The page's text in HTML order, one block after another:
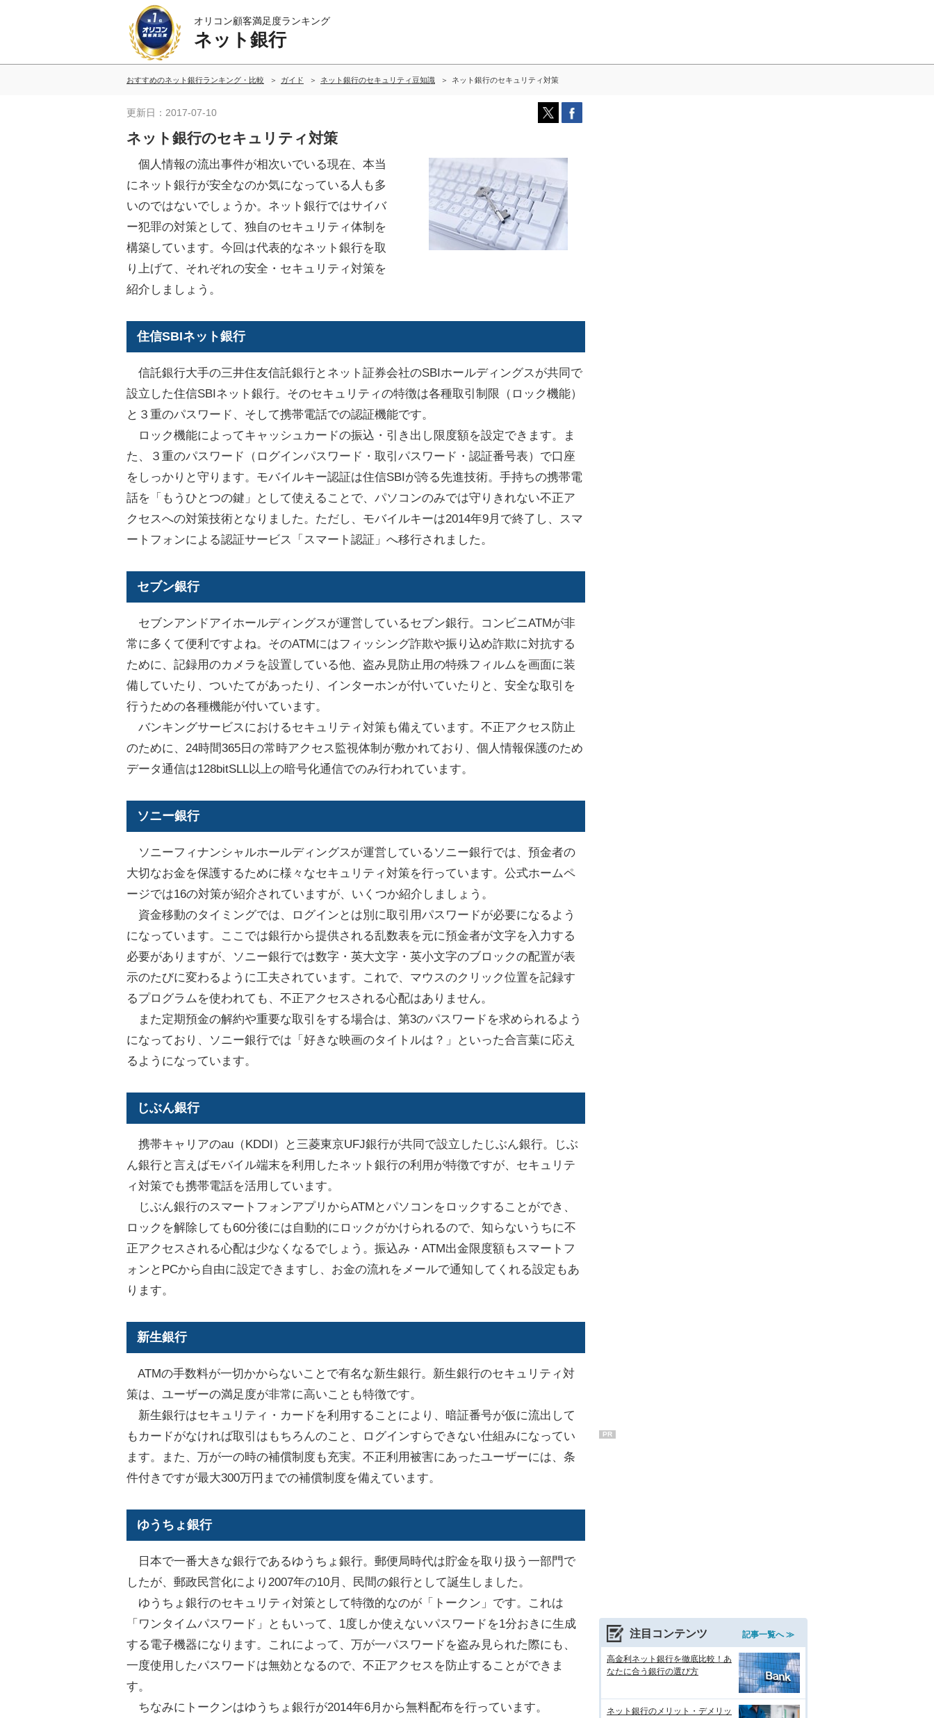
オリコン顧客満足度ランキング
ネット銀行
おすすめのネット銀行ランキング・比較 ガイド ネット銀行のセキュリティ豆知識 ネット銀行のセキュリティ対策
更新日：2017-07-10
ネット銀行のセキュリティ対策
個人情報の流出事件が相次いでいる現在、本当
にネット銀行が安全なのか気になっている人も多
いのではないでしょうか。ネット銀行ではサイバ
ー犯罪の対策として、独自のセキュリティ体制を
構築しています。今回は代表的なネット銀行を取
り上げて、それぞれの安全・セキュリティ対策を
紹介しましょう。
住信SBIネット銀行
信託銀行大手の三井住友信託銀行とネット証券会社のSBIホールディングスが共同で
設立した住信SBIネット銀行。そのセキュリティの特徴は各種取引制限（ロック機能）
と３重のパスワード、そして携帯電話での認証機能です。
ロック機能によってキャッシュカードの振込・引き出し限度額を設定できます。ま
た、３重のパスワード（ログインパスワード・取引パスワード・認証番号表）で口座
をしっかりと守ります。モバイルキー認証は住信SBIが誇る先進技術。手持ちの携帯電
話を「もうひとつの鍵」として使えることで、パソコンのみでは守りきれない不正ア
クセスへの対策技術となりました。ただし、モバイルキーは2014年9月で終了し、スマ
ートフォンによる認証サービス「スマート認証」へ移行されました。
セブン銀行
セブンアンドアイホールディングスが運営しているセブン銀行。コンビニATMが非
常に多くて便利ですよね。そのATMにはフィッシング詐欺や振り込め詐欺に対抗する
ために、記録用のカメラを設置している他、盗み見防止用の特殊フィルムを画面に装
備していたり、ついたてがあったり、インターホンが付いていたりと、安全な取引を
行うための各種機能が付いています。
バンキングサービスにおけるセキュリティ対策も備えています。不正アクセス防止
のために、24時間365日の常時アクセス監視体制が敷かれており、個人情報保護のため
データ通信は128bitSLL以上の暗号化通信でのみ行われています。
ソニー銀行
ソニーフィナンシャルホールディングスが運営しているソニー銀行では、預金者の
大切なお金を保護するために様々なセキュリティ対策を行っています。公式ホームペ
ージでは16の対策が紹介されていますが、いくつか紹介しましょう。
資金移動のタイミングでは、ログインとは別に取引用パスワードが必要になるよう
になっています。ここでは銀行から提供される乱数表を元に預金者が文字を入力する
必要がありますが、ソニー銀行では数字・英大文字・英小文字のブロックの配置が表
示のたびに変わるように工夫されています。これで、マウスのクリック位置を記録す
るプログラムを使われても、不正アクセスされる心配はありません。
また定期預金の解約や重要な取引をする場合は、第3のパスワードを求められるよう
になっており、ソニー銀行では「好きな映画のタイトルは？」といった合言葉に応え
るようになっています。
じぶん銀行
携帯キャリアのau（KDDI）と三菱東京UFJ銀行が共同で設立したじぶん銀行。じぶ
ん銀行と言えばモバイル端末を利用したネット銀行の利用が特徴ですが、セキュリテ
ィ対策でも携帯電話を活用しています。
じぶん銀行のスマートフォンアプリからATMとパソコンをロックすることができ、
ロックを解除しても60分後には自動的にロックがかけられるので、知らないうちに不
正アクセスされる心配は少なくなるでしょう。振込み・ATM出金限度額もスマートフ
ォンとPCから自由に設定できますし、お金の流れをメールで通知してくれる設定もあ
ります。
新生銀行
ATMの手数料が一切かからないことで有名な新生銀行。新生銀行のセキュリティ対
策は、ユーザーの満足度が非常に高いことも特徴です。
新生銀行はセキュリティ・カードを利用することにより、暗証番号が仮に流出して
もカードがなければ取引はもちろんのこと、ログインすらできない仕組みになってい
ます。また、万が一の時の補償制度も充実。不正利用被害にあったユーザーには、条
件付きですが最大300万円までの補償制度を備えています。
ゆうちょ銀行
日本で一番大きな銀行であるゆうちょ銀行。郵便局時代は貯金を取り扱う一部門で
したが、郵政民営化により2007年の10月、民間の銀行として誕生しました。
ゆうちょ銀行のセキュリティ対策として特徴的なのが「トークン」です。これは
「ワンタイムパスワード」ともいって、1度しか使えないパスワードを1分おきに生成
する電子機器になります。これによって、万が一パスワードを盗み見られた際にも、
一度使用したパスワードは無効となるので、不正アクセスを防止することができま
す。
ちなみにトークンはゆうちょ銀行が2014年6月から無料配布を行っています。
PR
注目コンテンツ 記事一覧へ ≫
高金利ネット銀行を徹底比較！あ
なたに合う銀行の選び方
ネット銀行のメリット・デメリッ